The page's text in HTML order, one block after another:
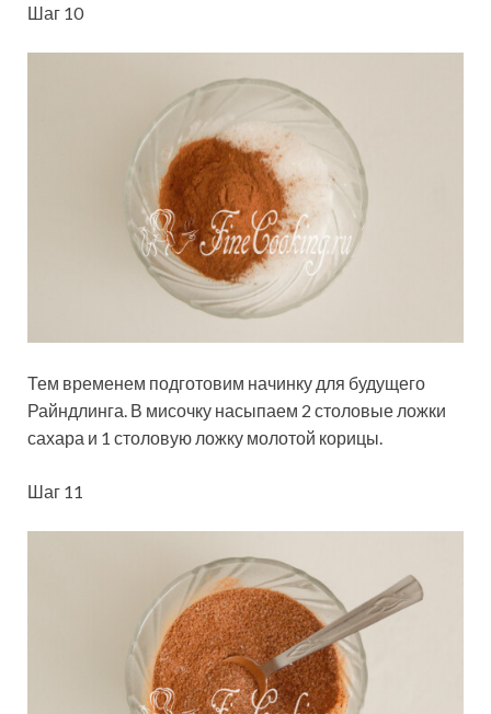
Шаг 10
Тем временем подготовим начинку для будущего
Райндлинга. В мисочку насыпаем 2 столовые ложки
сахара и 1 столовую ложку молотой корицы.
Шаг 11